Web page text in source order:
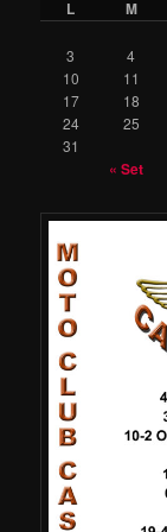
L M
3
4
10
11
17
18
24
25
31
« Set